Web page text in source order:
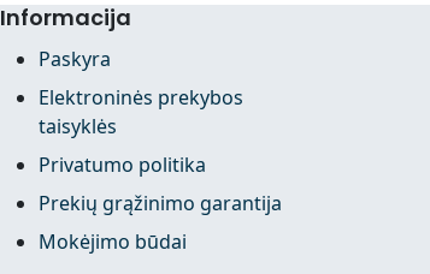
Informacija
Paskyra
Elektroninės prekybos
taisyklės
Privatumo politika
Prekių grąžinimo garantija
Mokėjimo būdai